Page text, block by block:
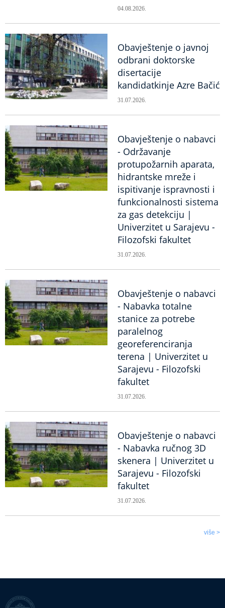
04.08.2026.
Obavještenje o javnoj
odbrani doktorske
disertacije
kandidatkinje Azre Bačić
31.07.2026.
Obavještenje o nabavci
- Održavanje
protupožarnih aparata,
hidrantske mreže i
ispitivanje ispravnosti i
funkcionalnosti sistema
za gas detekciju |
Univerzitet u Sarajevu -
Filozofski fakultet
31.07.2026.
Obavještenje o nabavci
- Nabavka totalne
stanice za potrebe
paralelnog
georeferenciranja
terena | Univerzitet u
Sarajevu - Filozofski
fakultet
31.07.2026.
Obavještenje o nabavci
- Nabavka ručnog 3D
skenera | Univerzitet u
Sarajevu - Filozofski
fakultet
31.07.2026.
više >